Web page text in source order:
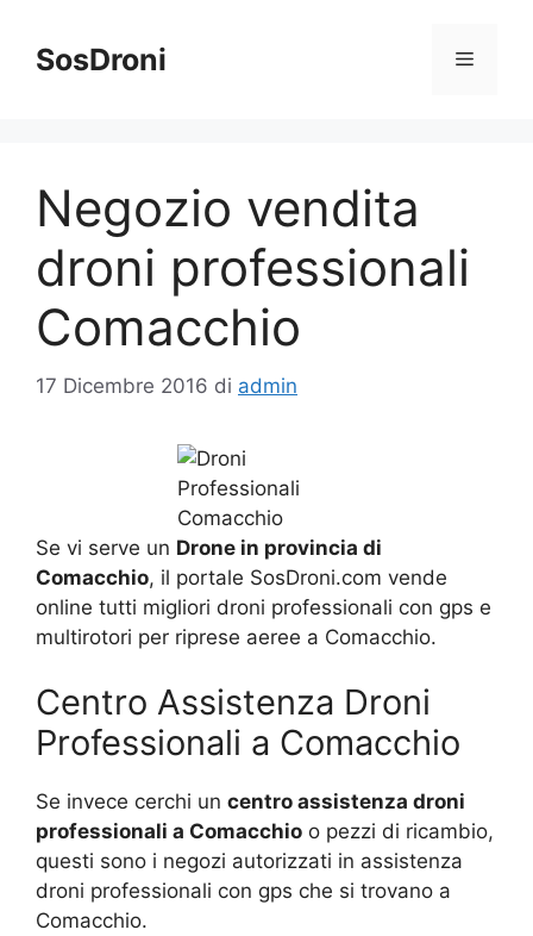
contenuto
SosDroni Menu
Negozio vendita
droni professionali
Comacchio
17 Dicembre 2016 di admin
Se vi serve un Drone in provincia di
Comacchio, il portale SosDroni.com vende
online tutti migliori droni professionali con gps e
multirotori per riprese aeree a Comacchio.
Centro Assistenza Droni
Professionali a Comacchio
Se invece cerchi un centro assistenza droni
professionali a Comacchio o pezzi di ricambio,
questi sono i negozi autorizzati in assistenza
droni professionali con gps che si trovano a
Comacchio.